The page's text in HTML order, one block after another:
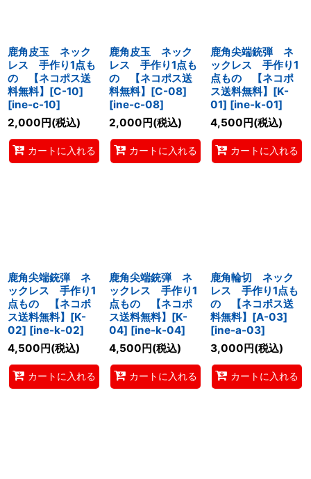
鹿角皮玉 ネック
レス 手作り1点も
の 【ネコポス送
料無料】[C-10]
[ine-c-10]
2,000円(税込)
カートに入れる
鹿角皮玉 ネック
レス 手作り1点も
の 【ネコポス送
料無料】[C-08]
[ine-c-08]
2,000円(税込)
カートに入れる
鹿角尖端銃弾 ネ
ックレス 手作り1
点もの 【ネコポ
ス送料無料】[K-
01] [ine-k-01]
4,500円(税込)
カートに入れる
鹿角尖端銃弾 ネ
ックレス 手作り1
点もの 【ネコポ
ス送料無料】[K-
02] [ine-k-02]
4,500円(税込)
カートに入れる
鹿角尖端銃弾 ネ
ックレス 手作り1
点もの 【ネコポ
ス送料無料】[K-
04] [ine-k-04]
4,500円(税込)
カートに入れる
鹿角輪切 ネック
レス 手作り1点も
の 【ネコポス送
料無料】[A-03]
[ine-a-03]
3,000円(税込)
カートに入れる